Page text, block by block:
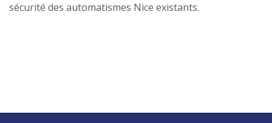
sécurité des automatismes Nice existants.